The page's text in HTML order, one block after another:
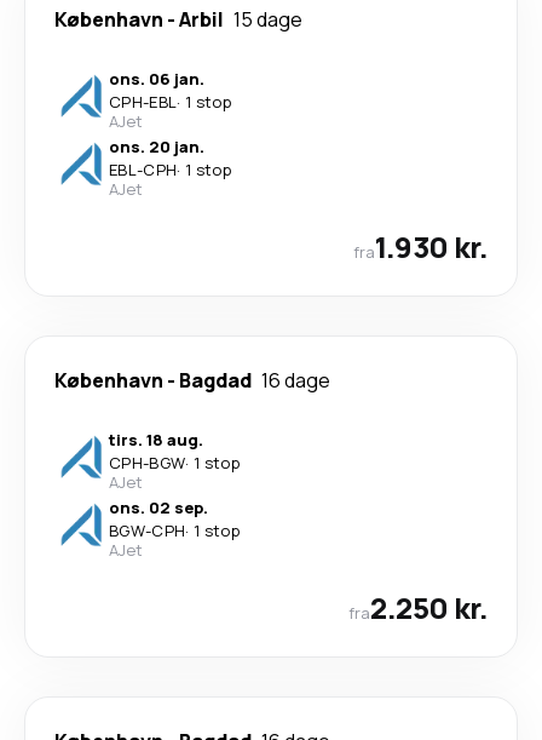
København -Arbil 15 dage
ons. 06 jan.
CPH-EBL· 1 stop
AJet
ons. 20 jan.
EBL-CPH· 1 stop
AJet
fra1.930 kr.
København - Bagdad 16 dage
tirs. 18 aug.
CPH-BGW· 1 stop
AJet
ons. 02 sep.
BGW-CPH· 1 stop
AJet
fra2.250 kr.